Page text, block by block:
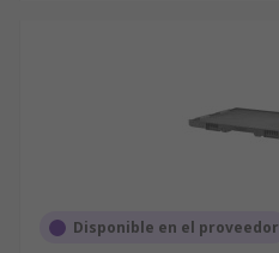
Disponible en el proveedor